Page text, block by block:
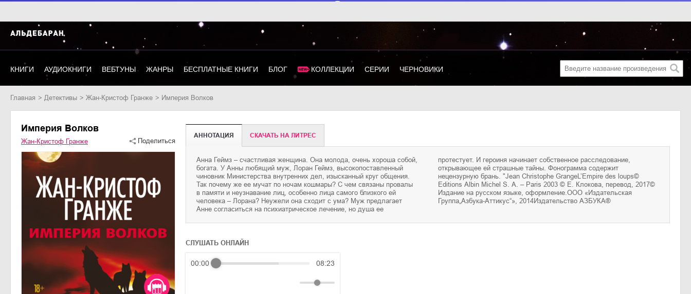
КНИГИ АУДИОКНИГИ ВЕБТУНЫ ЖАНРЫ БЕСПЛАТНЫЕ КНИГИ БЛОГ КОЛЛЕКЦИИ СЕРИИ ЧЕРНОВИКИ
Главная детективы Жан-Кристоф Гранже Империя Волков
Империя Волков
Жан-Кристоф Гранже Поделиться
АННОТАЦИЯ CКАЧАТЬ НА ЛИТРЕС
Анна Геймз – счастливая женщина. Она молода, очень хороша собой,
богата. У Анны любящий муж, Лоран Геймз, высокопоставленный
чиновник Министерства внутренних дел, изысканный круг общения.
Так почему же ее мучат по ночам кошмары? С чем связаны провалы
в памяти и неузнавание лиц, особенно лица самого близкого ей
человека – Лорана? Неужели она сходит с ума? Муж предлагает
Анне согласиться на психиатрическое лечение, но душа ее
протестует. И героиня начинает собственное расследование,
открывающее ей страшные тайны. Фонограмма содержит
нецензурную брань. "Jean Christophe GrangeL’Empire des loups©
Editions Albin Michel S. A. – Paris 2003 © Е. Клокова, перевод, 2017©
Издание на русском языке, оформление.ООО «Издательская
Группа„Азбука-Аттикус“», 2014Издательство АЗБУКА®
СЛУШАТЬ ОНЛАЙН
00:00 08:23